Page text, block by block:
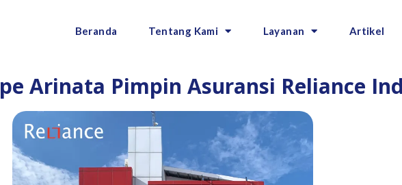
Beranda Tentang Kami Layanan Artikel
Arinata Pimpin Asuransi Reliance